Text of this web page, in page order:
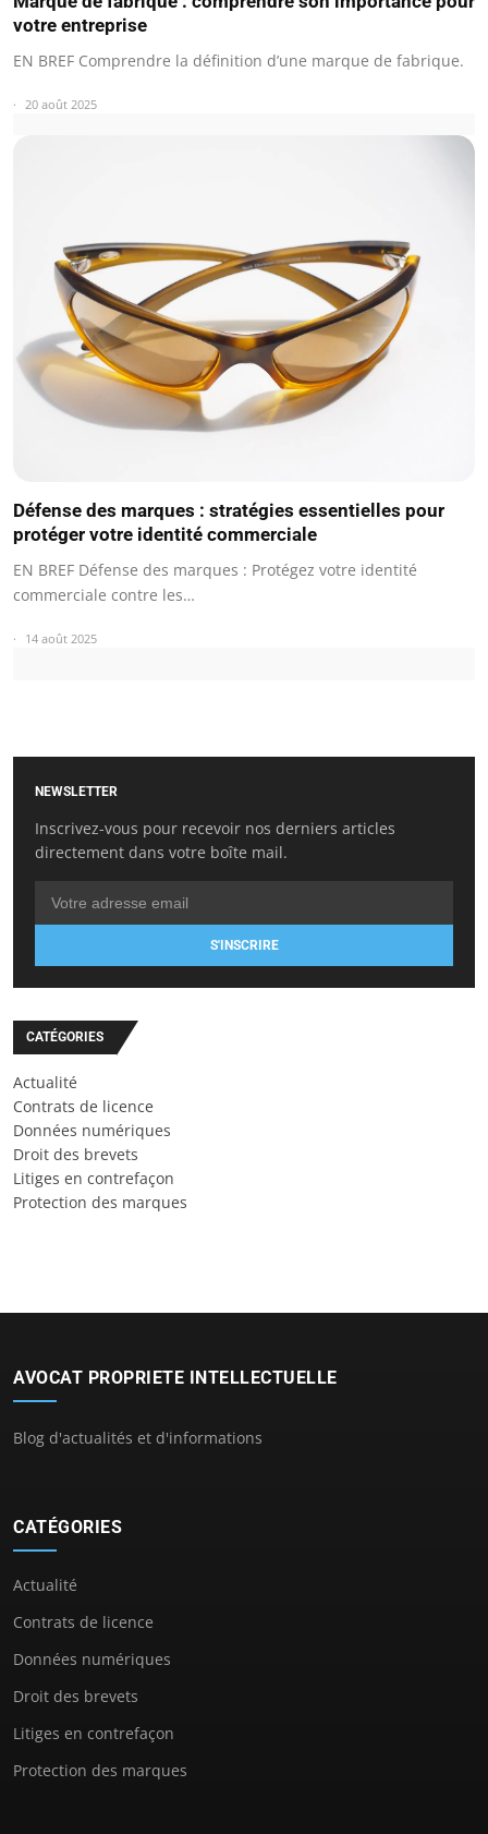
votre entreprise
EN BREF Comprendre la définition d’une marque de fabrique.
20 août 2025
Défense des marques : stratégies essentielles pour
protéger votre identité commerciale
EN BREF Défense des marques : Protégez votre identité
commerciale contre les…
14 août 2025
NEWSLETTER
Inscrivez-vous pour recevoir nos derniers articles
directement dans votre boîte mail.
S'INSCRIRE
CATÉGORIES
Actualité
Contrats de licence
Données numériques
Droit des brevets
Litiges en contrefaçon
Protection des marques
AVOCAT PROPRIETE INTELLECTUELLE
Blog d'actualités et d'informations
CATÉGORIES
Actualité
Contrats de licence
Données numériques
Droit des brevets
Litiges en contrefaçon
Protection des marques